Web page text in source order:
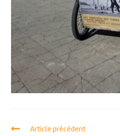
Article précédent